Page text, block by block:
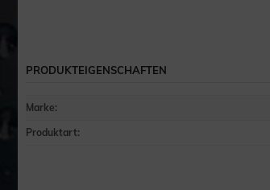
PRODUKTEIGENSCHAFTEN
Marke:
Produktart: